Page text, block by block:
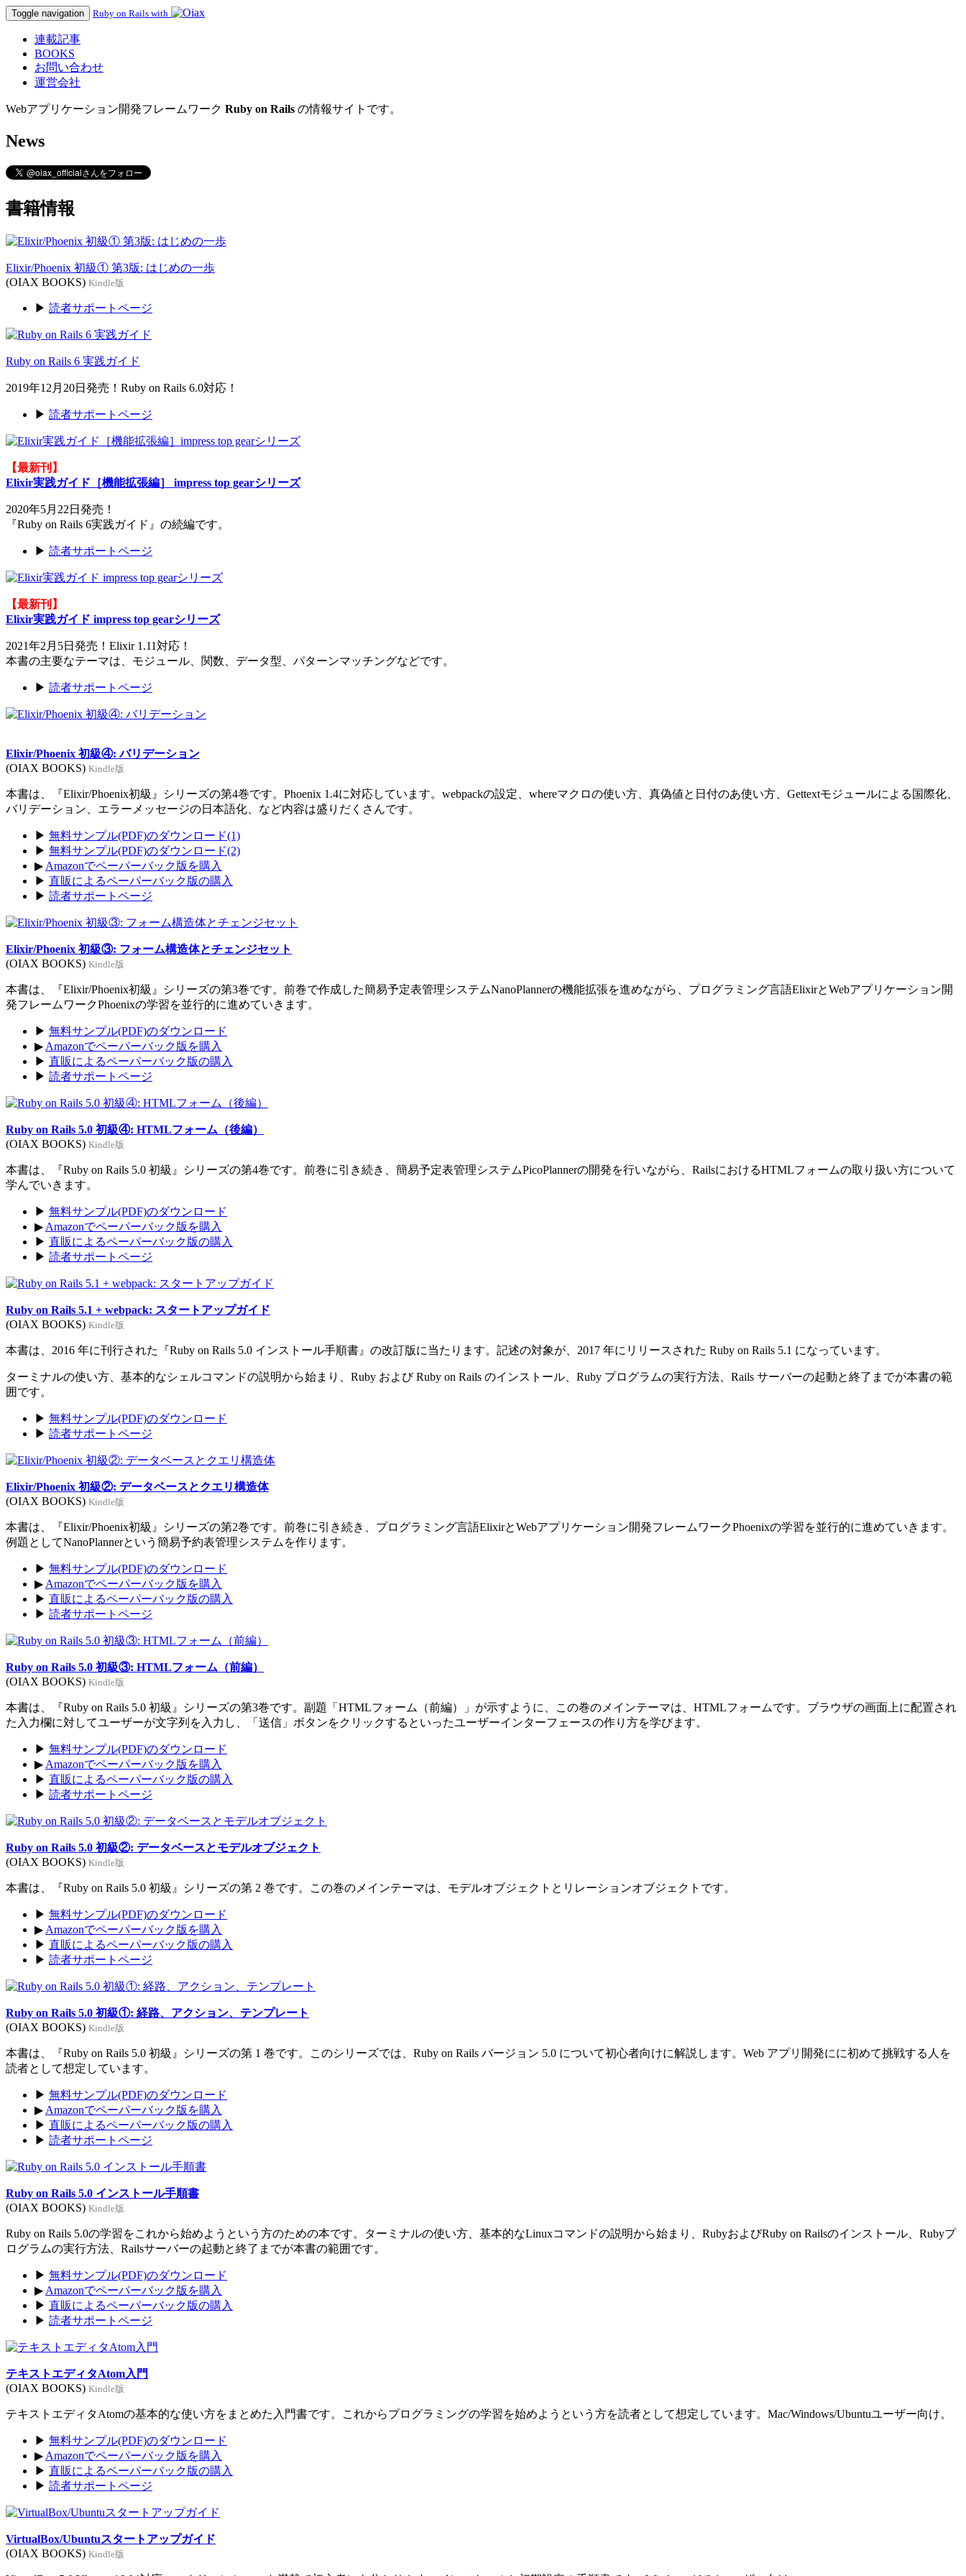
Toggle navigation Ruby on Rails with
連載記事
BOOKS
お問い合わせ
運営会社
Webアプリケーション開発フレームワーク Ruby on Rails の情報サイトです。
News
書籍情報
Elixir/Phoenix 初級① 第3版: はじめの一歩
(OIAX BOOKS) Kindle版
▶ 読者サポートページ
Ruby on Rails 6 実践ガイド
2019年12月20日発売！Ruby on Rails 6.0対応！
▶ 読者サポートページ
【最新刊】
Elixir実践ガイド［機能拡張編］ impress top gearシリーズ
2020年5月22日発売！
『Ruby on Rails 6実践ガイド』の続編です。
▶ 読者サポートページ
【最新刊】
Elixir実践ガイド impress top gearシリーズ
2021年2月5日発売！Elixir 1.11対応！
本書の主要なテーマは、モジュール、関数、データ型、パターンマッチングなどです。
▶ 読者サポートページ
Elixir/Phoenix 初級④: バリデーション
(OIAX BOOKS) Kindle版
本書は、『Elixir/Phoenix初級』シリーズの第4巻です。Phoenix 1.4に対応しています。webpackの設定、whereマクロの使い方、真偽値と日付のあ使い方、Gettextモジュールによる国際化、
バリデーション、エラーメッセージの日本語化、など内容は盛りだくさんです。
▶ 無料サンプル(PDF)のダウンロード(1)
▶ 無料サンプル(PDF)のダウンロード(2)
▶ Amazonでペーパーバック版を購入
▶ 直販によるペーパーバック版の購入
▶ 読者サポートページ
Elixir/Phoenix 初級③: フォーム構造体とチェンジセット
(OIAX BOOKS) Kindle版
本書は、『Elixir/Phoenix初級』シリーズの第3巻です。前巻で作成した簡易予定表管理システムNanoPlannerの機能拡張を進めながら、プログラミング言語ElixirとWebアプリケーション開
発フレームワークPhoenixの学習を並行的に進めていきます。
▶ 無料サンプル(PDF)のダウンロード
▶ Amazonでペーパーバック版を購入
▶ 直販によるペーパーバック版の購入
▶ 読者サポートページ
Ruby on Rails 5.0 初級④: HTMLフォーム（後編）
(OIAX BOOKS) Kindle版
本書は、『Ruby on Rails 5.0 初級』シリーズの第4巻です。前巻に引き続き、簡易予定表管理システムPicoPlannerの開発を行いながら、RailsにおけるHTMLフォームの取り扱い方について
学んでいきます。
▶ 無料サンプル(PDF)のダウンロード
▶ Amazonでペーパーバック版を購入
▶ 直販によるペーパーバック版の購入
▶ 読者サポートページ
Ruby on Rails 5.1 + webpack: スタートアップガイド
(OIAX BOOKS) Kindle版
本書は、2016 年に刊行された『Ruby on Rails 5.0 インストール手順書』の改訂版に当たります。記述の対象が、2017 年にリリースされた Ruby on Rails 5.1 になっています。
ターミナルの使い方、基本的なシェルコマンドの説明から始まり、Ruby および Ruby on Rails のインストール、Ruby プログラムの実行方法、Rails サーバーの起動と終了までが本書の範
囲です。
▶ 無料サンプル(PDF)のダウンロード
▶ 読者サポートページ
Elixir/Phoenix 初級②: データベースとクエリ構造体
(OIAX BOOKS) Kindle版
本書は、『Elixir/Phoenix初級』シリーズの第2巻です。前巻に引き続き、プログラミング言語ElixirとWebアプリケーション開発フレームワークPhoenixの学習を並行的に進めていきます。
例題としてNanoPlannerという簡易予約表管理システムを作ります。
▶ 無料サンプル(PDF)のダウンロード
▶ Amazonでペーパーバック版を購入
▶ 直販によるペーパーバック版の購入
▶ 読者サポートページ
Ruby on Rails 5.0 初級③: HTMLフォーム（前編）
(OIAX BOOKS) Kindle版
本書は、『Ruby on Rails 5.0 初級』シリーズの第3巻です。副題「HTMLフォーム（前編）」が示すように、この巻のメインテーマは、HTMLフォームです。ブラウザの画面上に配置され
た入力欄に対してユーザーが文字列を入力し、「送信」ボタンをクリックするといったユーザーインターフェースの作り方を学びます。
▶ 無料サンプル(PDF)のダウンロード
▶ Amazonでペーパーバック版を購入
▶ 直販によるペーパーバック版の購入
▶ 読者サポートページ
Ruby on Rails 5.0 初級②: データベースとモデルオブジェクト
(OIAX BOOKS) Kindle版
本書は、『Ruby on Rails 5.0 初級』シリーズの第 2 巻です。この巻のメインテーマは、モデルオブジェクトとリレーションオブジェクトです。
▶ 無料サンプル(PDF)のダウンロード
▶ Amazonでペーパーバック版を購入
▶ 直販によるペーパーバック版の購入
▶ 読者サポートページ
Ruby on Rails 5.0 初級①: 経路、アクション、テンプレート
(OIAX BOOKS) Kindle版
本書は、『Ruby on Rails 5.0 初級』シリーズの第 1 巻です。このシリーズでは、Ruby on Rails バージョン 5.0 について初心者向けに解説します。Web アプリ開発にに初めて挑戦する人を
読者として想定しています。
▶ 無料サンプル(PDF)のダウンロード
▶ Amazonでペーパーバック版を購入
▶ 直販によるペーパーバック版の購入
▶ 読者サポートページ
Ruby on Rails 5.0 インストール手順書
(OIAX BOOKS) Kindle版
Ruby on Rails 5.0の学習をこれから始めようという方のための本です。ターミナルの使い方、基本的なLinuxコマンドの説明から始まり、RubyおよびRuby on Railsのインストール、Rubyプ
ログラムの実行方法、Railsサーバーの起動と終了までが本書の範囲です。
▶ 無料サンプル(PDF)のダウンロード
▶ Amazonでペーパーバック版を購入
▶ 直販によるペーパーバック版の購入
▶ 読者サポートページ
テキストエディタAtom入門
(OIAX BOOKS) Kindle版
テキストエディタAtomの基本的な使い方をまとめた入門書です。これからプログラミングの学習を始めようという方を読者として想定しています。Mac/Windows/Ubuntuユーザー向け。
▶ 無料サンプル(PDF)のダウンロード
▶ Amazonでペーパーバック版を購入
▶ 直販によるペーパーバック版の購入
▶ 読者サポートページ
VirtualBox/Ubuntuスタートアップガイド
(OIAX BOOKS) Kindle版